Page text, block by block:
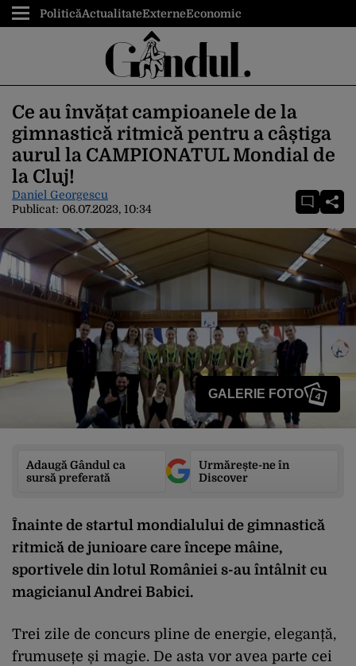
PoliticăActualitateExterneEconomic
Ce au învățat campioanele de la
gimnastică ritmică pentru a câștiga
aurul la CAMPIONATUL Mondial de
la Cluj!
Daniel Georgescu
Publicat: 06.07.2023, 10:34
GALERIE FOTO 4
Adaugă Gândul ca
sursă preferată
Urmărește-ne în
Discover
Înainte de startul mondialului de gimnastică
ritmică de junioare care începe mâine,
sportivele din lotul României s-au întâlnit cu
magicianul Andrei Babici.
Trei zile de concurs pline de energie, eleganță,
frumusețe și magie. De asta vor avea parte cei